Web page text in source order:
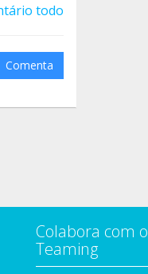
todo
Comenta
Colabora com o
Teaming